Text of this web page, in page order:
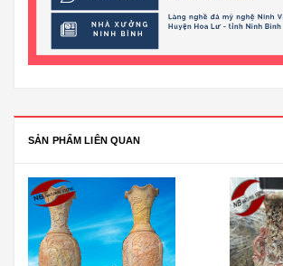
SẢN PHẨM LIÊN QUAN